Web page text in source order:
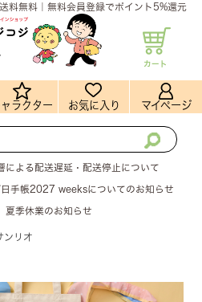
料無料｜無料会員登録でポイント5%還元
カート
ラクター お気に入り マイページ
による配送遅延・配送停止について
日手帳2027 weeksについてのお知らせ
夏季休業のお知らせ
ンリオ